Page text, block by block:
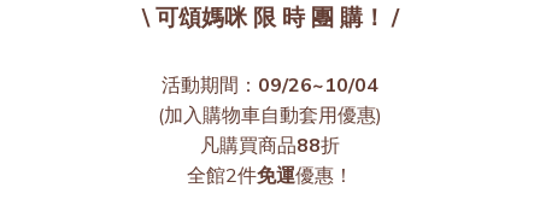
\ 可頌媽咪 限 時 團 購！ /
活動期間： 09/26~10/04
(加入購物車自動套用優惠)
凡購買商品88折
全館2件免運優惠！